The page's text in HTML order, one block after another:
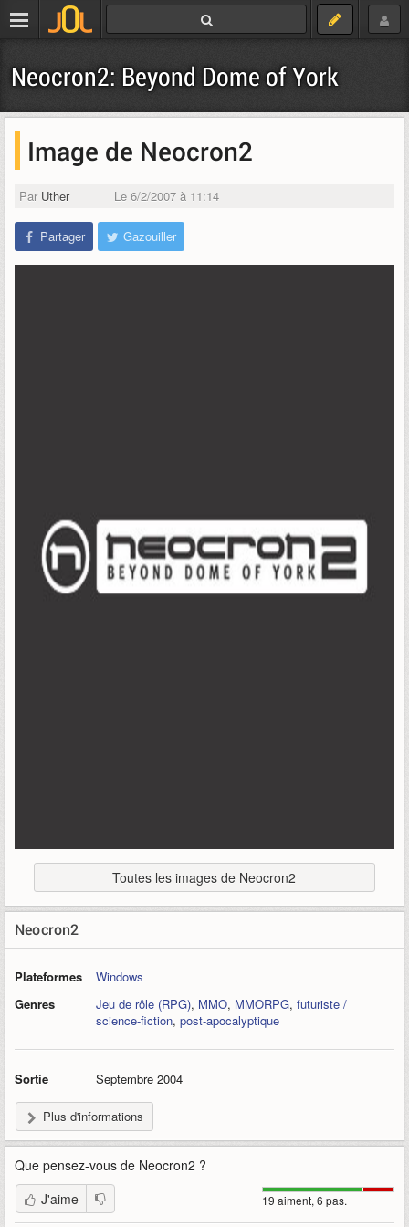
Neocron2: Beyond Dome of York
Image de Neocron2
Par Uther Le 6/2/2007 à 11:14
Partager Gazouiller
Toutes les images de Neocron2
Neocron2
Plateformes
Windows
Genres
Jeu de rôle (RPG), MMO, MMORPG, futuriste /
science-fiction, post-apocalyptique
Sortie Septembre 2004
Plus d'informations
Que pensez-vous de Neocron2 ?
19 aiment, 6 pas.
J'aime